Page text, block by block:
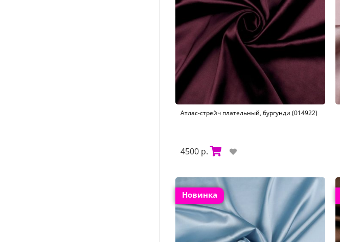
Атлас-стрейч плательный, бургунди (014922)
4500 р.
Новинка